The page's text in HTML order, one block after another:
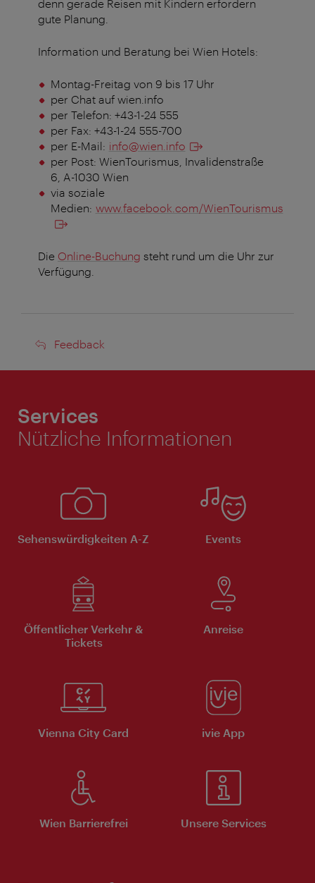
denn gerade Reisen mit Kindern erfordern
gute Planung.
Information und Beratung bei Wien Hotels:
Montag-Freitag von 9 bis 17 Uhr
per Chat auf wien.info
per Telefon: +43-1-24 555
per Fax: +43-1-24 555-700
per E-Mail: info@wien.info
per Post: WienTourismus, Invalidenstraße
6, A-1030 Wien
via soziale
Medien: www.facebook.com/WienTourismus
Die Online-Buchung steht rund um die Uhr zur
Verfügung.
Feedback
Feedback
Services
Nützliche Informationen
Sehenswürdigkeiten A-Z Events
Öffentlicher Verkehr &
Tickets
Anreise
Vienna City Card ivie App
Wien Barrierefrei Unsere Services